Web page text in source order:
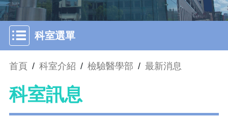
科室選單
首頁 / 科室介紹 / 檢驗醫學部 / 最新消息
科室訊息